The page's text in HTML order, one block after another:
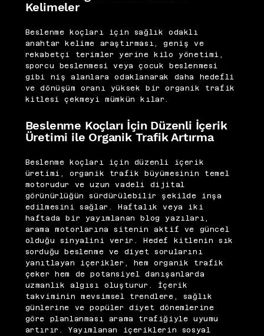
Kelimeler
Beslenme koçları için sağlık odaklı
anahtar kelime araştırması, geniş ve
rekabetçi terimler yerine kilo yönetimi,
sporcu beslenmesi veya çocuk beslenmesi
gibi niş alanlara odaklanarak daha hedefli
ve dönüşüm oranı yüksek bir organik trafik
kitlesi çekmeyi mümkün kılar.
Beslenme Koçları İçin Düzenli İçerik
Üretimi ile Organik Trafik Artırma
Beslenme koçları için düzenli içerik
üretimi, organik trafik büyümesinin temel
motorudur ve uzun vadeli dijital
görünürlüğün sürdürülebilir şekilde inşa
edilmesini sağlar. Haftalık veya iki
haftada bir yayımlanan blog yazıları,
arama motorlarına sitenin aktif ve güncel
olduğu sinyalini verir. Hedef kitlenin sık
sorduğu beslenme ve diyet sorularını
yanıtlayan içerikler, hem organik trafik
çeker hem de potansiyel danışanlarda
uzmanlık algısı oluşturur. İçerik
takviminin mevsimsel trendlere, sağlık
günlerine ve popüler diyet dönemlerine
göre planlanması arama trafiğiyle uyumu
artırır. Yayımlanan içeriklerin sosyal